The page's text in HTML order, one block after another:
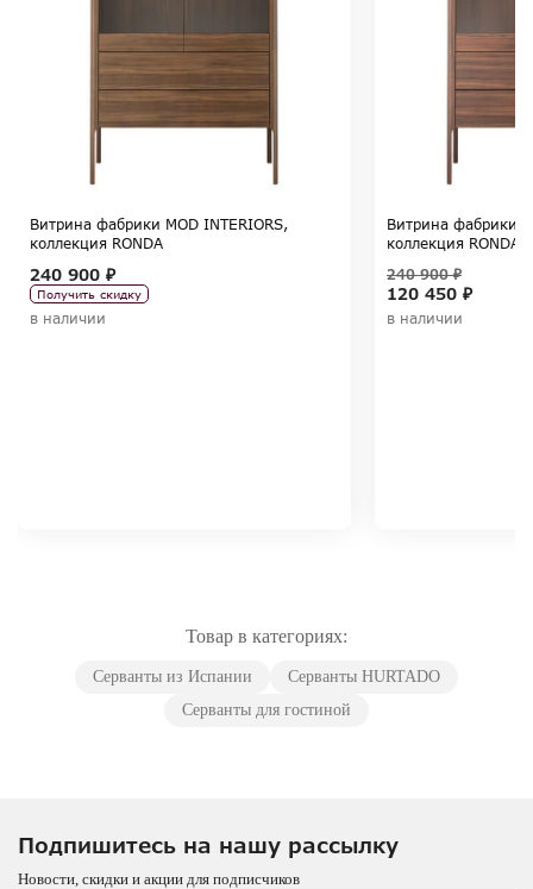
Витрина фабрики MOD INTERIORS,
коллекция RONDA
240 900 ₽
Получить скидку
в наличии
Витрина фабрики
коллекция RONDA
120 450 ₽
240 900 ₽
в наличии
Товар в категориях:
Серванты из Испании
Серванты HURTADO
Серванты для гостиной
Подпишитесь на нашу рассылку
Новости, скидки и акции для подписчиков